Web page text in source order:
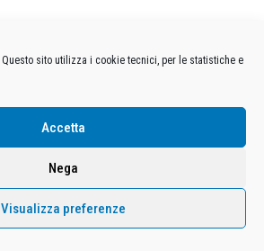
Questo sito utilizza i cookie tecnici, per le statistiche e
Accetta
Nega
Visualizza preferenze